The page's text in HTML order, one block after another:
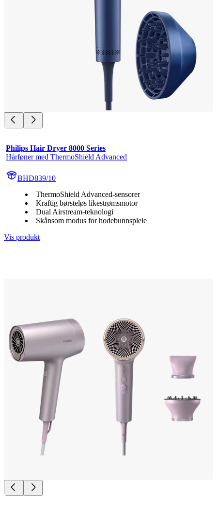
Philips Hair Dryer 8000 Series
Hårføner med ThermoShield Advanced
BHD839/10
ThermoShield Advanced-sensorer
Kraftig børsteløs likestrømsmotor
Dual Airstream-teknologi
Skånsom modus for hodebunnspleie
Vis produkt